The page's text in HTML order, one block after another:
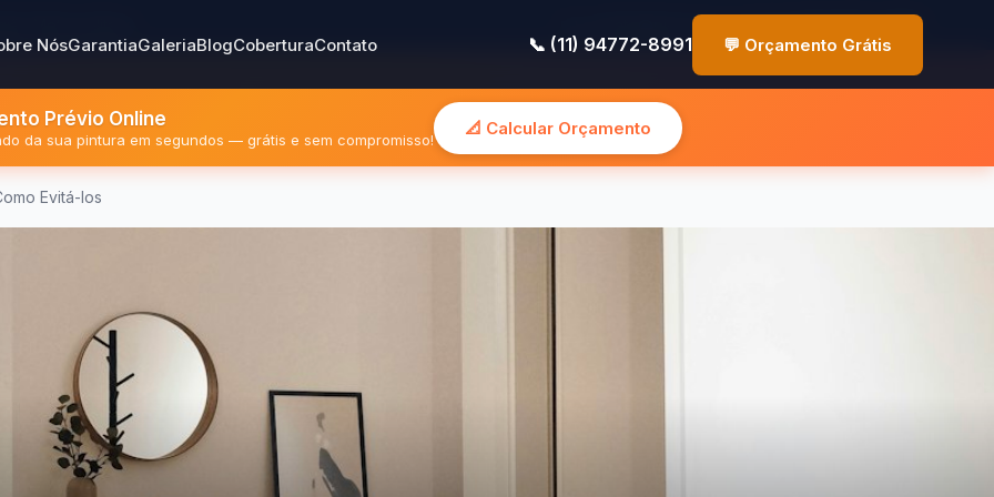
✉️ contato@pinturasp.com.br 📞 (11) 94772-8991
NósGarantiaGaleriaBlogCoberturaContato 📞 (11) 94772-8991 💬 Orçamento Grátis
Prévio Online
da sua pintura em segundos — grátis e sem compromisso!
📐 Calcular Orçamento
Evitá-los